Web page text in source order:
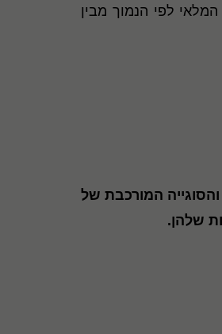
לפי הנמוך מבין
המורכבת של
שלהן.